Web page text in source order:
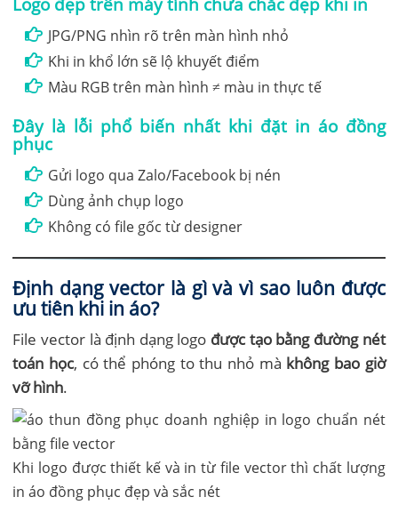
JPG/PNG nhìn rõ trên màn hình nhỏ
Khi in khổ lớn sẽ lộ khuyết điểm
Màu RGB trên màn hình ≠ màu in thực tế
Đây là lỗi phổ biến nhất khi đặt in áo đồng
phục
Gửi logo qua Zalo/Facebook bị nén
Dùng ảnh chụp logo
Không có file gốc từ designer
Định dạng vector là gì và vì sao luôn được
ưu tiên khi in áo?
File vector là định dạng logo được tạo bằng đường nét
toán học, có thể phóng to thu nhỏ mà không bao giờ
vỡ hình.
Khi logo được thiết kế và in từ file vector thì chất lượng
in áo đồng phục đẹp và sắc nét